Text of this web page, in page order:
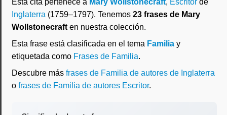
Esta cita pertenece a Mary Wollstonecraft, Escritor de
Inglaterra (1759–1797). Tenemos 23 frases de Mary
Wollstonecraft en nuestra colección.
Esta frase está clasificada en el tema Familia y
etiquetada como Frases de Familia.
Descubre más frases de Familia de autores de Inglaterra
o frases de Familia de autores Escritor.